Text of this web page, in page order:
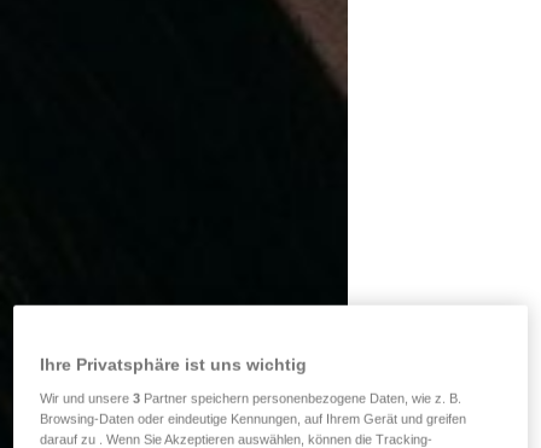
Ihre Privatsphäre ist uns wichtig
Wir und unsere3 Partner speichern personenbezogene Daten, wie z. B.
Browsing-Daten oder eindeutige Kennungen, auf Ihrem Gerät und greifen
darauf zu . Wenn Sie Akzeptieren auswählen, können die Tracking-